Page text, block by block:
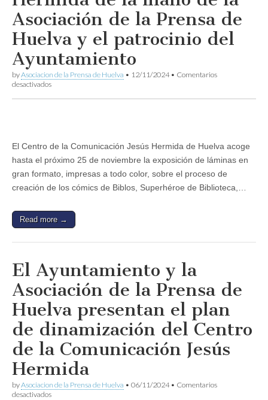
Asociación de la Prensa de
Huelva y el patrocinio del
Ayuntamiento
byAsociacion de la Prensa de Huelva • 12/11/2024• Comentarios
desactivadosen
la
Comunicación
Jesús
Hermida
de
la
la
Asociación
de
Huelva
y
el
del
Ayuntamiento
El Centro de la Comunicación Jesús Hermida de Huelva acoge
hasta el próximo 25 de noviembre la exposición de láminas en
gran formato, impresas a todo color, sobre el proceso de
creación de los cómics de Biblos, Superhéroe de Biblioteca,…
Read more →
El Ayuntamiento y la
Asociación de la Prensa de
Huelva presentan el plan
de dinamización del Centro
de la Comunicación Jesús
Hermida
byAsociacion de la Prensa de Huelva • 06/11/2024• Comentarios
desactivadosen